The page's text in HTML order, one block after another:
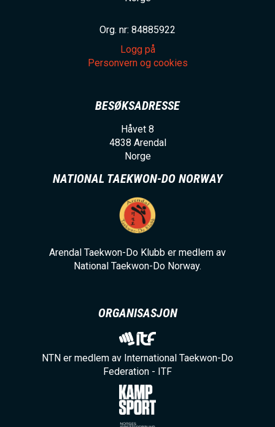
Org. nr: 84885922
Logg på
Personvern og cookies
BESØKSADRESSE
Håvet 8
4838 Arendal
Norge
NATIONAL TAEKWON-DO NORWAY
Arendal Taekwon-Do Klubb er medlem av
National Taekwon-Do Norway.
ORGANISASJON
NTN er medlem av International Taekwon-Do
Federation - ITF